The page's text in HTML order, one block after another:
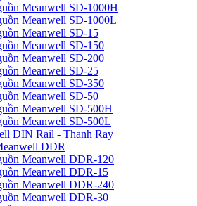
Meanwell SD-1000H
Meanwell SD-1000L
Meanwell SD-15
Meanwell SD-150
Meanwell SD-200
Meanwell SD-25
Meanwell SD-350
Meanwell SD-50
Meanwell SD-500H
Meanwell SD-500L
DIN Rail - Thanh Ray
DDR
Meanwell DDR-120
Meanwell DDR-15
Meanwell DDR-240
Meanwell DDR-30